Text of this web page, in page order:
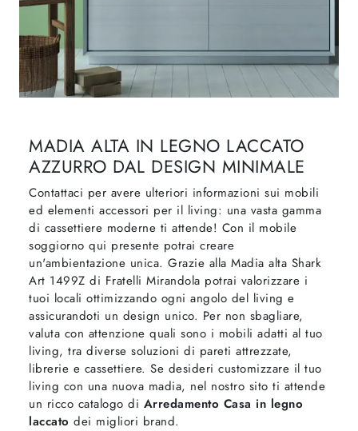
MADIA ALTA IN LEGNO LACCATO
AZZURRO DAL DESIGN MINIMALE
Contattaci per avere ulteriori informazioni sui mobili
ed elementi accessori per il living: una vasta gamma
di cassettiere moderne ti attende! Con il mobile
soggiorno qui presente potrai creare
un'ambientazione unica. Grazie alla Madia alta Shark
Art 1499Z di Fratelli Mirandola potrai valorizzare i
tuoi locali ottimizzando ogni angolo del living e
assicurandoti un design unico. Per non sbagliare,
valuta con attenzione quali sono i mobili adatti al tuo
living, tra diverse soluzioni di pareti attrezzate,
librerie e cassettiere. Se desideri customizzare il tuo
living con una nuova madia, nel nostro sito ti attende
un ricco catalogo di Arredamento Casa in legno
laccato dei migliori brand.